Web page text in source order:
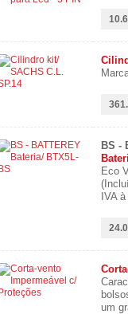
BS -
Eco
IVA
um